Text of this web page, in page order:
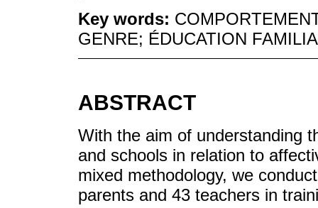
Key words:
GENRE; ÉDUCATION
ABSTRACT
With the aim of understanding
and schools in relation to
mixed methodology, we
parents and 43 teachers in